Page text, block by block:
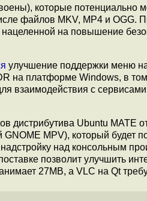
которые потенциально
файлов MKV, MP4 и
на повышение
улучшение поддержки меню
на платформе Windows, в
взаимодействия с
дистрибутива Ubuntu MATE
MPV), который будет
над консольным
позволит улучшить
27MB, а VLC на Qt